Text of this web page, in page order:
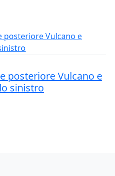
posteriore Vulcano e
sinistro